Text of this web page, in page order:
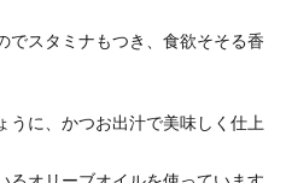
でスタミナもつき、食欲そそる香
うに、かつお出汁で美味しく仕上